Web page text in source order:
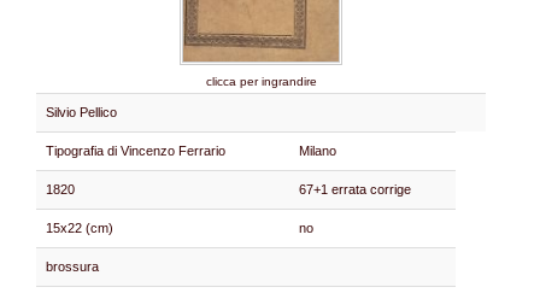
clicca per ingrandire
Silvio Pellico
Tipografia di Vincenzo Ferrario Milano
1820 67+1 errata corrige
15x22 (cm) no
brossura